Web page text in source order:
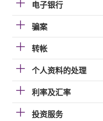
电子银行
骗案
转帐
个人资料的处理
利率及汇率
投资服务